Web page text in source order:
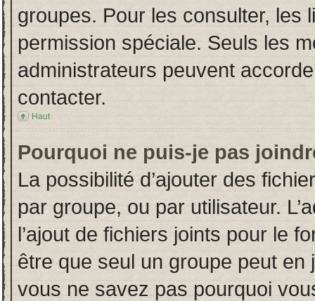
groupes. Pour les consulter, les
permission spéciale. Seuls les
administrateurs peuvent
contacter.
Haut
Pourquoi ne puis-je pas
La possibilité d’ajouter des
par groupe, ou par utilisateur.
l’ajout de fichiers joints pour le
être que seul un groupe peut en
vous ne savez pas pourquoi